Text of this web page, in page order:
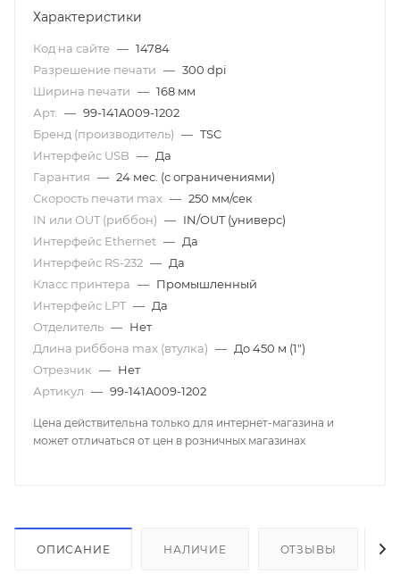
Характеристики
Код на сайте — 14784
Разрешение печати — 300 dpi
Ширина печати — 168 мм
Арт.
— 99-141A009-1202
Бренд (производитель) — TSC
Интерфейс USB — Да
Гарантия — 24 мес. (с ограничениями)
Скорость печати mаx — 250 мм/сек
IN или OUT (риббон) — IN/OUT (универс)
Интерфейс Ethernet — Да
Интерфейс RS-232 — Да
Класс принтера — Промышленный
Интерфейс LPT — Да
Отделитель — Нет
Длина риббона max (втулка) — До 450 м (1")
Отрезчик — Нет
Артикул — 99-141A009-1202
Цена действительна только для интернет-магазина и
может отличаться от цен в розничных магазинах
ОПИСАНИЕ НАЛИЧИЕ ОТЗЫВЫ